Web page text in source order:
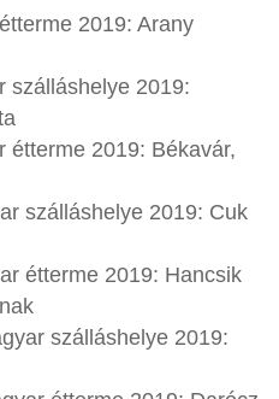
2019: Arany
szálláshelye 2019:
étterme 2019: Békavár,
szálláshelye 2019: Cuk
étterme 2019: Hancsik
szálláshelye 2019: